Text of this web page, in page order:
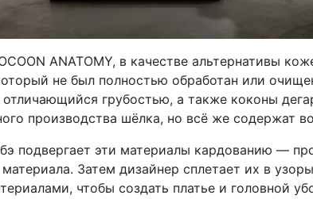
ANATOMY, в качестве альтернативы
не был полностью обработан или
отличающийся грубостью, а также коконы
производства шёлка, но всё же содержат
подвергает эти материалы кардованию —
Затем дизайнер сплетает их в
чтобы создать платье и головной